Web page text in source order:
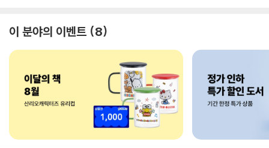
이 분야의 이벤트 8